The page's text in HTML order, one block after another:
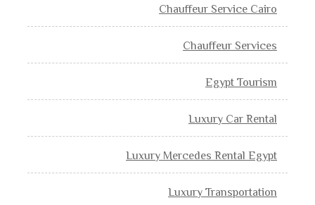
Chauffeur Service Cairo
Chauffeur Services
Egypt Tourism
Luxury Car Rental
Luxury Mercedes Rental Egypt
Luxury Transportation